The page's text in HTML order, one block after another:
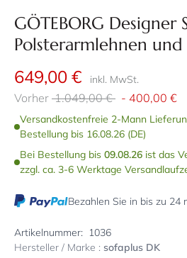
GÖTEBORG Designer
Polsterarmlehnen
649,00 €
inkl. MwSt.
Vorher 1.049,00 € - 400,00 €
Versandkostenfreie 2-Mann
Bestellung bis 16.08.26 (DE)
Bei Bestellung bis 09.08.26 ist das
zzgl. ca. 3-6 Werktage
Bezahlen Sie in bis zu 24
Artikelnummer: 1036
Hersteller / Marke : sofaplus DK